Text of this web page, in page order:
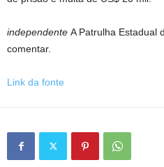
independente A Patrulha Estadual
comentar.
Link da fonte